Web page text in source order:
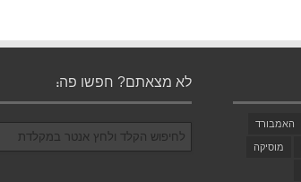
האמבורד
מוסיקה
לא מצאתם? חפשו פה: